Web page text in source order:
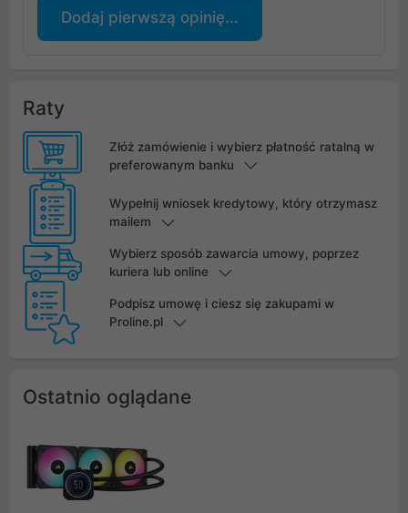
Dodaj pierwszą opinię...
Raty
Złóż zamówienie i wybierz płatność ratalną w
preferowanym banku
Wypełnij wniosek kredytowy, który otrzymasz
mailem
Wybierz sposób zawarcia umowy, poprzez
kuriera lub online
Podpisz umowę i ciesz się zakupami w
Proline.pl
Ostatnio oglądane